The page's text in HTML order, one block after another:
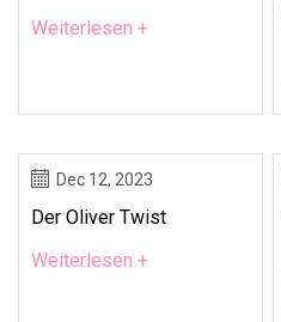
Weiterlesen +
Dec 12, 2023
Der Oliver Twist
Weiterlesen +